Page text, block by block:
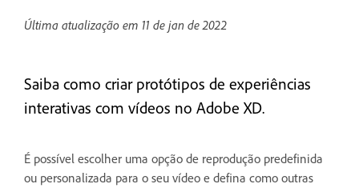
Última atualização em 11 de jan de 2022
Saiba como criar protótipos de experiências
interativas com vídeos no Adobe XD.
É possível escolher uma opção de reprodução predefinida
ou personalizada para o seu vídeo e defina como outras